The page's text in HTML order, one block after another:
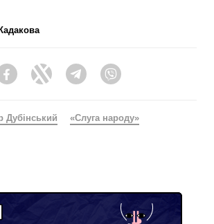
FacebookTwitter Telegram
Дубінський
«Слуга народу»